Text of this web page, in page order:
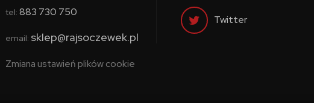
tel: 883 730 750
email: sklep@rajsoczewek.pl
Zmiana ustawień plików cookie
Twitter